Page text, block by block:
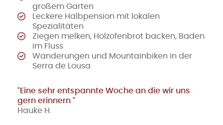
großem Garten
Leckere Halbpension mit lokalen
Spezialitäten
Ziegen melken, Holzofenbrot backen, Baden
im Fluss
Wanderungen und Mountainbiken in der
Serra de Lousa
"Eine sehr entspannte Woche an die wir uns
gern erinnern "
Hauke H.